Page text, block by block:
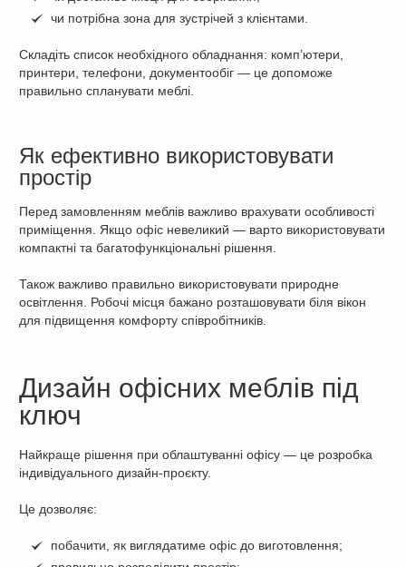
чи потрібна зона для зустрічей з клієнтами.
Складіть список необхідного обладнання: комп’ютери,
принтери, телефони, документообіг — це допоможе
правильно спланувати меблі.
Як ефективно використовувати
простір
Перед замовленням меблів важливо врахувати особливості
приміщення. Якщо офіс невеликий — варто використовувати
компактні та багатофункціональні рішення.
Також важливо правильно використовувати природне
освітлення. Робочі місця бажано розташовувати біля вікон
для підвищення комфорту співробітників.
Дизайн офісних меблів під
ключ
Найкраще рішення при облаштуванні офісу — це розробка
індивідуального дизайн-проєкту.
Це дозволяє:
побачити, як виглядатиме офіс до виготовлення;